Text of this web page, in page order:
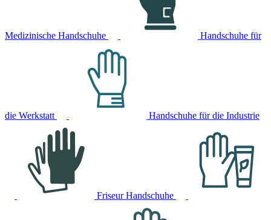
Medizinische Handschuhe Handschuhe für
die Werkstatt Handschuhe für die Industrie
Friseur Handschuhe